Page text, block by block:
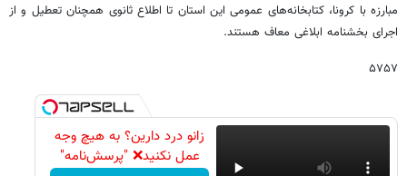
مبارزه با کرونا، کتابخانه‌های عمومی این استان تا اطلاع ثانوی همچنان تعطیل و از
اجرای بخشنامه ابلاغی معاف هستند.
۵۷۵۷
زانو درد دارین؟ به هیچ وجه
عمل نکنید❌ "پرسش‌نامه"